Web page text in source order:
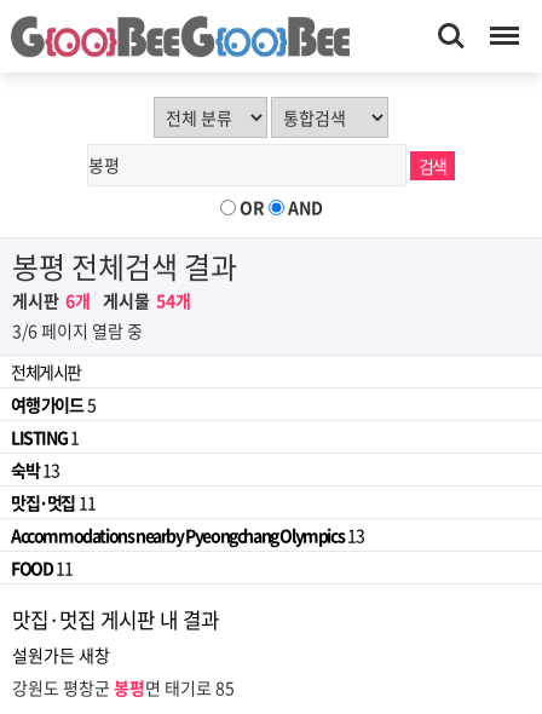
Search Menu
OR AND
봉평 전체검색 결과
게시판 6개 게시물 54개
3/6 페이지 열람 중
전체게시판
여행 가이드5
LISTING1
숙박13
맛집·멋집 11
Accommodations nearby Pyeongchang Olympics13
FOOD11
맛집·멋집 게시판 내 결과
설원가든 새창
강원도 평창군 봉평면 태기로 85